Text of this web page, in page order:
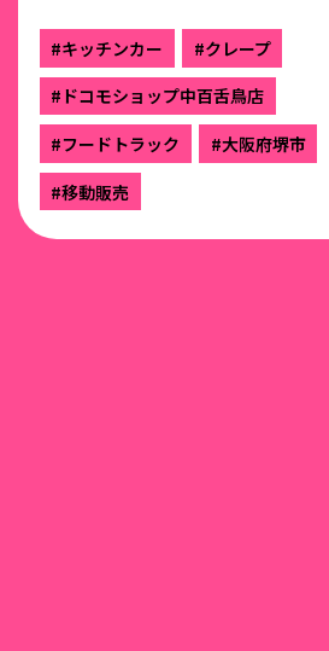
#キッチンカー
#クレープ
#ドコモショップ中百舌鳥店
#フードトラック
#大阪府堺市
#移動販売